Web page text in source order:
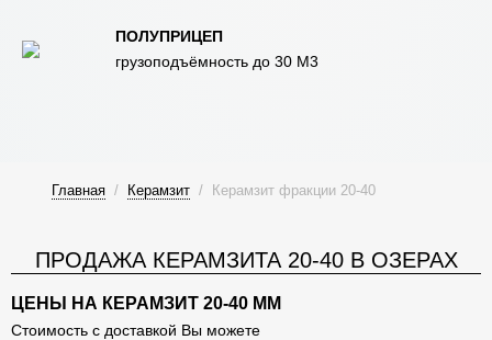
ПОЛУПРИЦЕП
грузоподъёмность до 30 М3
Главная / Керамзит / Керамзит фракции 20-40
ПРОДАЖА КЕРАМЗИТА 20-40 В ОЗЕРАХ
ЦЕНЫ НА КЕРАМЗИТ 20-40 ММ
Стоимость с доставкой Вы можете